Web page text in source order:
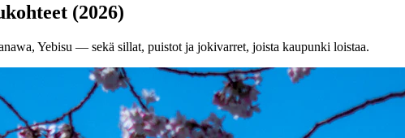
(2026)
Yebisu — sekä sillat, puistot ja jokivarret, joista kaupunki loistaa.